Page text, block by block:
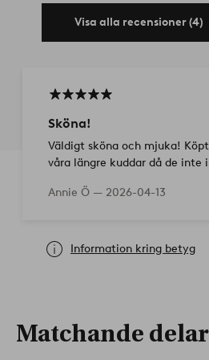
Visa alla recensioner (4)
Sköna!
Väldigt sköna och mjuka!
våra längre kuddar då de
Annie Ö — 2026-04-13
Information kring betyg
Matchande delar